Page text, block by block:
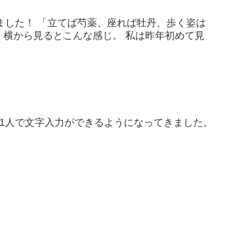
た！ 「立てば芍薬、座れば牡丹、歩く姿は
から見るとこんな感じ。 私は昨年初めて見
で文字入力ができるようになってきました。